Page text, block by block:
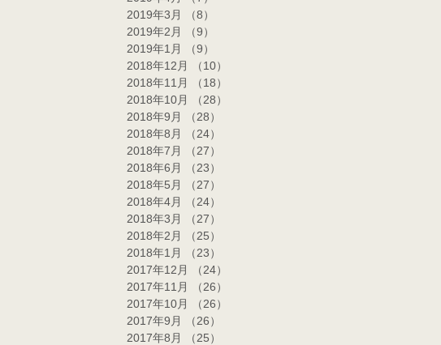
2019年3月
（8）
2019年2月
（9）
2019年1月
（9）
2018年12月
（10）
2018年11月
（18）
2018年10月
（28）
2018年9月
（28）
2018年8月
（24）
2018年7月
（27）
2018年6月
（23）
2018年5月
（27）
2018年4月
（24）
2018年3月
（27）
2018年2月
（25）
2018年1月
（23）
2017年12月
（24）
2017年11月
（26）
2017年10月
（26）
2017年9月
（26）
2017年8月
（25）